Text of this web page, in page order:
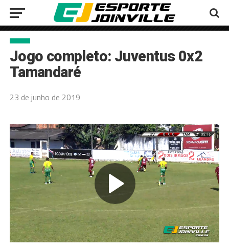
Jogo completo: Juventus 0x2
Tamandaré
23 de junho de 2019